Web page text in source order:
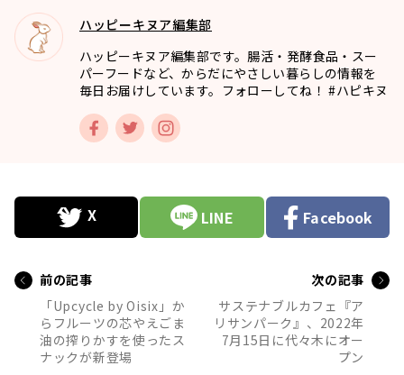
ハッピーキヌア編集部
ハッピーキヌア編集部です。腸活・発酵食品・スー
パーフードなど、からだにやさしい暮らしの情報を
毎日お届けしています。フォローしてね！ #ハピキヌ
LINE Facebook
前の記事
「Upcycle by Oisix」か
らフルーツの芯やえごま
油の搾りかすを使ったス
ナックが新登場
次の記事
サステナブルカフェ『ア
リサンパーク』、2022年
7月15日に代々木にオー
プン